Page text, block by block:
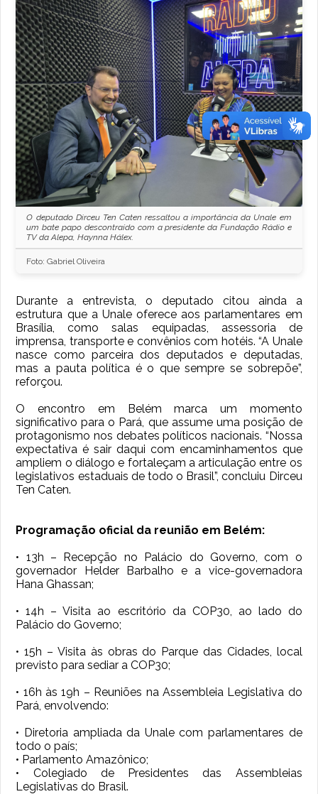
O deputado Dirceu Ten Caten ressaltou a importância da Unale em
um bate papo descontraído com a presidente da Fundação Rádio e
TV da Alepa, Haynna Hálex.
Foto: Gabriel Oliveira
Durante a entrevista, o deputado citou ainda a
estrutura que a Unale oferece aos parlamentares em
Brasília, como salas equipadas, assessoria de
imprensa, transporte e convênios com hotéis. “A Unale
nasce como parceira dos deputados e deputadas,
mas a pauta política é o que sempre se sobrepõe”,
reforçou.
O encontro em Belém marca um momento
significativo para o Pará, que assume uma posição de
protagonismo nos debates políticos nacionais. “Nossa
expectativa é sair daqui com encaminhamentos que
ampliem o diálogo e fortaleçam a articulação entre os
legislativos estaduais de todo o Brasil”, concluiu Dirceu
Ten Caten.
Programação oficial da reunião em Belém:
• 13h – Recepção no Palácio do Governo, com o
governador Helder Barbalho e a vice-governadora
Hana Ghassan;
• 14h – Visita ao escritório da COP30, ao lado do
Palácio do Governo;
• 15h – Visita às obras do Parque das Cidades, local
previsto para sediar a COP30;
• 16h às 19h – Reuniões na Assembleia Legislativa do
Pará, envolvendo:
• Diretoria ampliada da Unale com parlamentares de
todo o país;
• Parlamento Amazônico;
• Colegiado de Presidentes das Assembleias
Legislativas do Brasil.